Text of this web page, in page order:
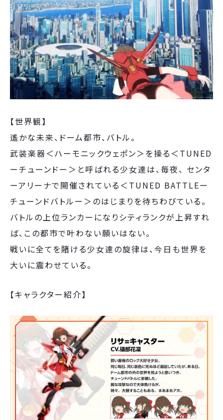
【世界観】
遙かな未来、ドーム都市、バトル。
武装楽器＜ハーモニックウェポン＞を操る＜TUNED
ーチューンドー＞と呼ばれる少女達は、毎夜、 センタ
ーアリーナで開催されている＜TUNED BATTLEー
チューンドバトルー＞のはじまりを待ちわびている。
バトルの上位ランカーになりシティランクが上昇すれ
ば、この都市で叶わない願いはない。
戦いに全てを賭ける少女達の旋律は、今日も世界を
大いに震わせている。
【キャラクター紹介】